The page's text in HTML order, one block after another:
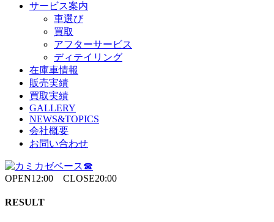
サービス案内
車選び
買取
アフターサービス
ディテイリング
在庫車情報
販売実績
買取実績
GALLERY
NEWS&TOPICS
会社概要
お問い合わせ
OPEN12:00 CLOSE20:00
RESULT